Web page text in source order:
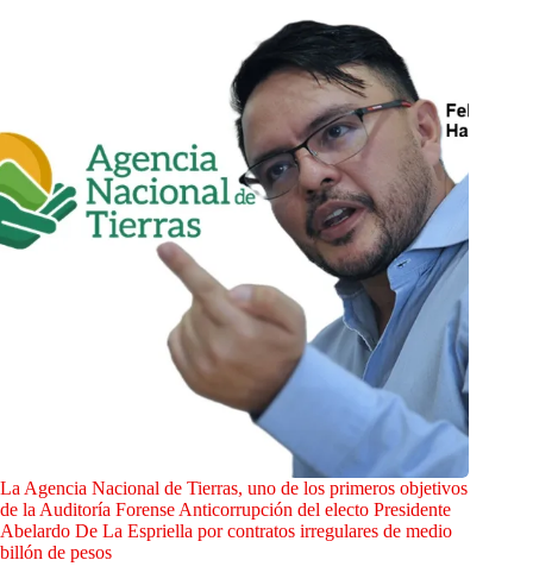
La Agencia Nacional de Tierras, uno de los primeros objetivos
de la Auditoría Forense Anticorrupción del electo Presidente
Abelardo De La Espriella por contratos irregulares de medio
billón de pesos